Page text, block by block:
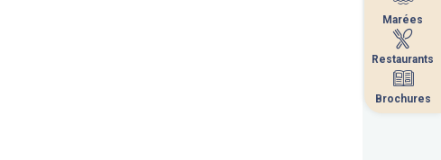
Marées
Restaurants
Brochures